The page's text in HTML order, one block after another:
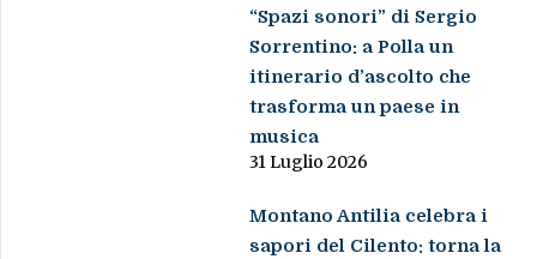
“Spazi sonori” di Sergio
Sorrentino: a Polla un
itinerario d’ascolto che
trasforma un paese in
musica
31 Luglio 2026
Montano Antilia celebra i
sapori del Cilento: torna la